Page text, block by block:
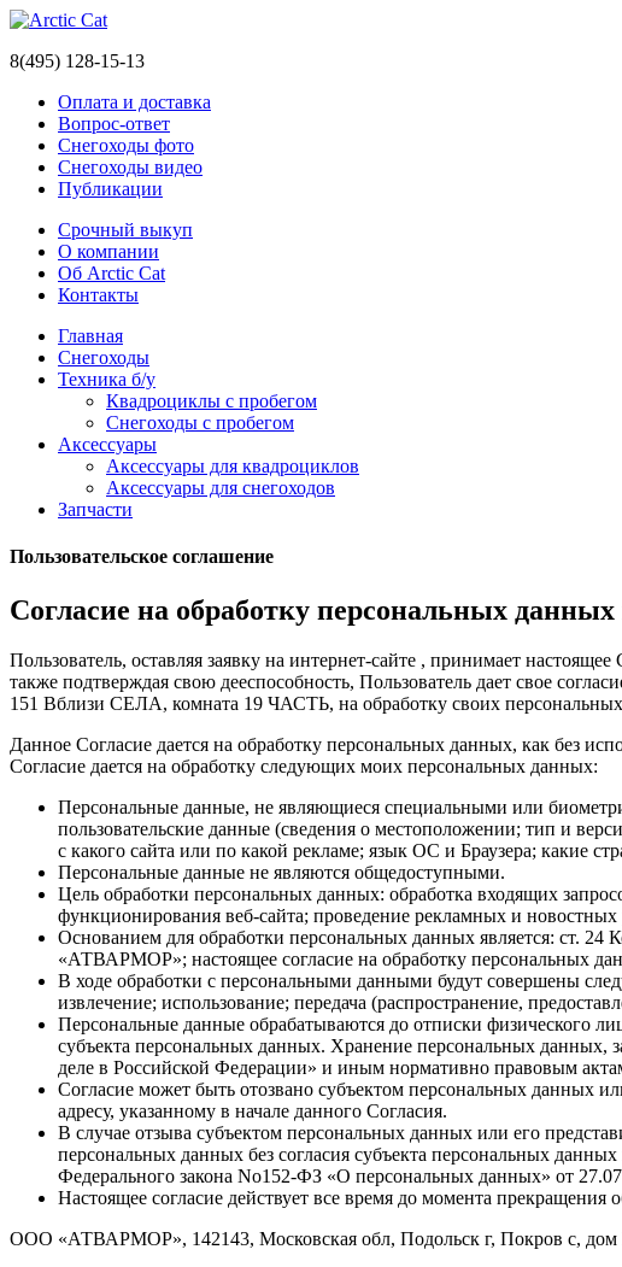
8(495) 128-15-13
Оплата и доставка
Вопрос-ответ
Снегоходы фото
Снегоходы видео
Публикации
Срочный выкуп
О компании
Об Arctic Cat
Контакты
Главная
Снегоходы
Техника б/у
Квадроциклы с пробегом
Снегоходы с пробегом
Аксессуары
Аксессуары для квадроциклов
Аксессуары для снегоходов
Запчасти
Пользовательское соглашение
Согласие на обработку персональных
Пользователь, оставляя заявку на интернет-сайте , принимает
также подтверждая свою дееспособность, Пользователь дает свое
151 Вблизи СЕЛА, комната 19 ЧАСТЬ, на обработку своих
Данное Согласие дается на обработку персональных данных, как без
Согласие дается на обработку следующих моих персональных данных:
Персональные данные, не являющиеся специальными или
пользовательские данные (сведения о местоположении; тип и
с какого сайта или по какой рекламе; язык ОС и Браузера; какие
Персональные данные не являются общедоступными.
Цель обработки персональных данных: обработка входящих
функционирования веб-сайта; проведение рекламных и новостных
Основанием для обработки персональных данных является: ст.
«АТВАРМОР»; настоящее согласие на обработку персональных
В ходе обработки с персональными данными будут совершены
извлечение; использование; передача (распространение,
Персональные данные обрабатываются до отписки физического
субъекта персональных данных. Хранение персональных данных,
деле в Российской Федерации» и иным нормативно правовым
Согласие может быть отозвано субъектом персональных данных
адресу, указанному в начале данного Согласия.
В случае отзыва субъектом персональных данных или его
персональных данных без согласия субъекта персональных
Федерального закона No152-ФЗ «О персональных данных» от
Настоящее согласие действует все время до момента
ООО «АТВАРМОР», 142143, Московская обл, Подольск г, Покров с,